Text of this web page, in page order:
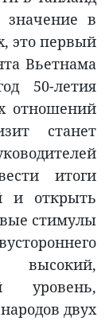
в
это первый
Вьетнама
50-летия
отношений
станет
итоги
и открыть
стимулы
высокий,
уровень,
двух